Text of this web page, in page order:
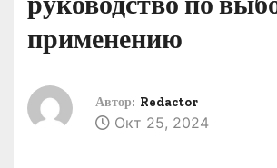
применению
Автор: Redactor
Окт 25, 2024